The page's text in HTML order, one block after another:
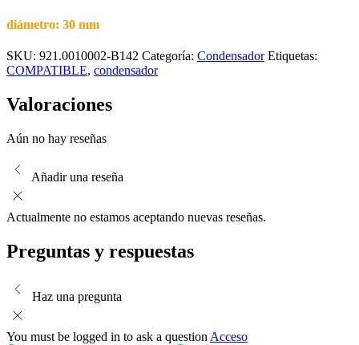
diámetro: 30 mm
SKU: 921.0010002-B142 Categoría: Condensador Etiquetas:
COMPATIBLE, condensador
Valoraciones
Aún no hay reseñas
Añadir una reseña
Actualmente no estamos aceptando nuevas reseñas.
Preguntas y respuestas
Haz una pregunta
You must be logged in to ask a question Acceso